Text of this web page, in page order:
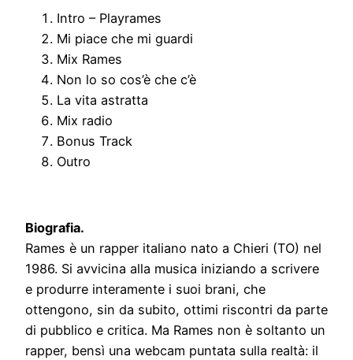
Intro – Playrames
Mi piace che mi guardi
Mix Rames
Non lo so cos’è che c’è
La vita astratta
Mix radio
Bonus Track
Outro
Biografia.
Rames è un rapper italiano nato a Chieri (TO) nel
1986. Si avvicina alla musica iniziando a scrivere
e produrre interamente i suoi brani, che
ottengono, sin da subito, ottimi riscontri da parte
di pubblico e critica. Ma Rames non è soltanto un
rapper, bensì una webcam puntata sulla realtà: il